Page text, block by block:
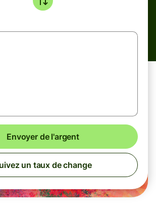
Envoyer de l'argent
un taux de change